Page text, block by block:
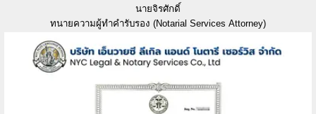
นายจิรศักดิ์
ทนายความผู้ทำคำรับรอง (Notarial Services Attorney)